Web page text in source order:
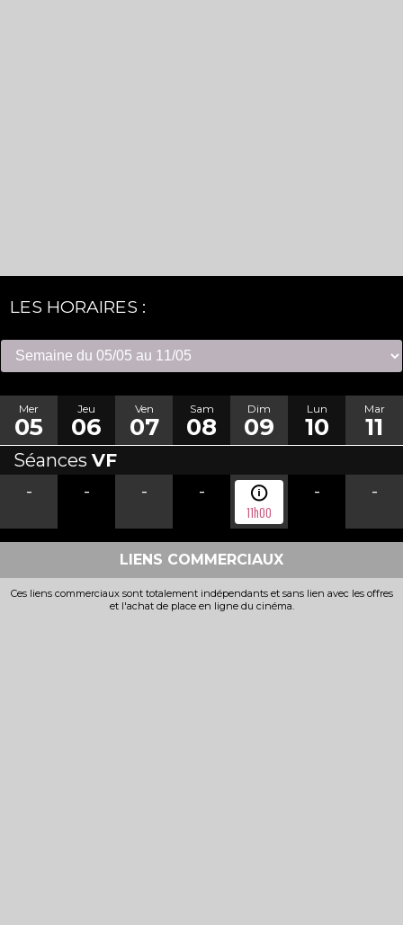
LES HORAIRES :
Mer
05
Jeu
06
Ven
07
Sam
08
Dim
09
Lun
10
Mar
11
Séances VF
-
- - -
11h00
- -
LIENS COMMERCIAUX
Ces liens commerciaux sont totalement indépendants et sans lien avec les offres
et l'achat de place en ligne du cinéma.